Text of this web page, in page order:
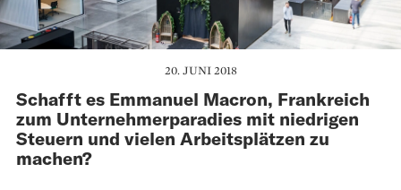
20. JUNI 2018
Schafft es Emmanuel Macron, Frankreich
zum Unternehmerparadies mit niedrigen
Steuern und vielen Arbeitsplätzen zu
machen?